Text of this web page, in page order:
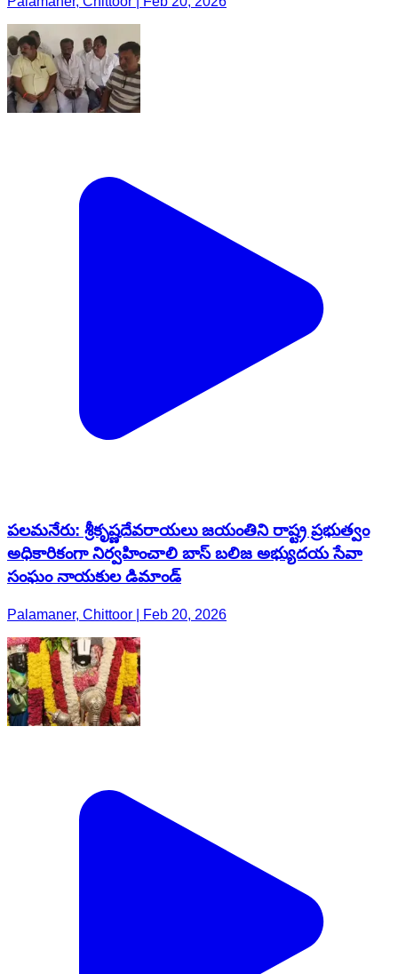
పలమనేరు: శ్రీకృష్ణదేవరాయలు జయంతిని రాష్ట్ర ప్రభుత్వం
అధికారికంగా నిర్వహించాలి బాస్ బలిజ అభ్యుదయ సేవా
సంఘం నాయకుల డిమాండ్
Palamaner, Chittoor | Feb 20, 2026